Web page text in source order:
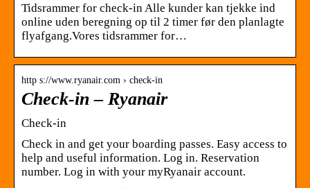
Tidsrammer for check-in Alle kunder kan tjekke ind
online uden beregning op til 2 timer før den planlagte
flyafgang.Vores tidsrammer for…
http s://www.ryanair.com › check-in
Check-in – Ryanair
Check-in
Check in and get your boarding passes. Easy access to
help and useful information. Log in. Reservation
number. Log in with your myRyanair account.